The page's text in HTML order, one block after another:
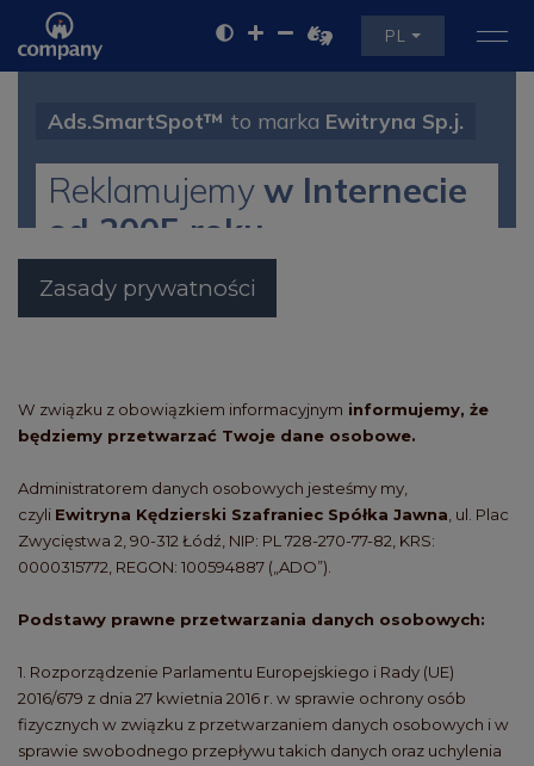
PL
Ads.SmartSpot™ to marka Ewitryna Sp.j.
Reklamujemyw Internecie
od 2005 roku.
Zasady prywatności
W związku z obowiązkiem informacyjnym informujemy, że
będziemy przetwarzać Twoje dane osobowe.
Administratorem danych osobowych jesteśmy my,
czyli Ewitryna Kędzierski Szafraniec Spółka Jawna, ul. Plac
Zwycięstwa 2, 90-312 Łódź, NIP: PL 728-270-77-82, KRS:
0000315772, REGON: 100594887 („ADO”).
Podstawy prawne przetwarzania danych osobowych:
1. Rozporządzenie Parlamentu Europejskiego i Rady (UE)
2016/679 z dnia 27 kwietnia 2016 r. w sprawie ochrony osób
fizycznych w związku z przetwarzaniem danych osobowych i w
sprawie swobodnego przepływu takich danych oraz uchylenia